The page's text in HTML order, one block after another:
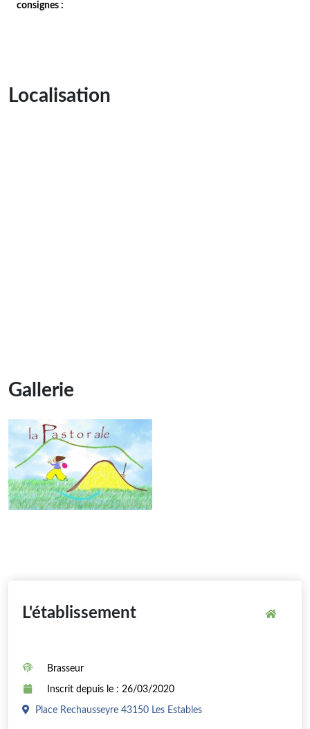
consignes :
Localisation
Gallerie
L'établissement
Brasseur
Inscrit depuis le : 26/03/2020
Place Rechausseyre 43150 Les Estables